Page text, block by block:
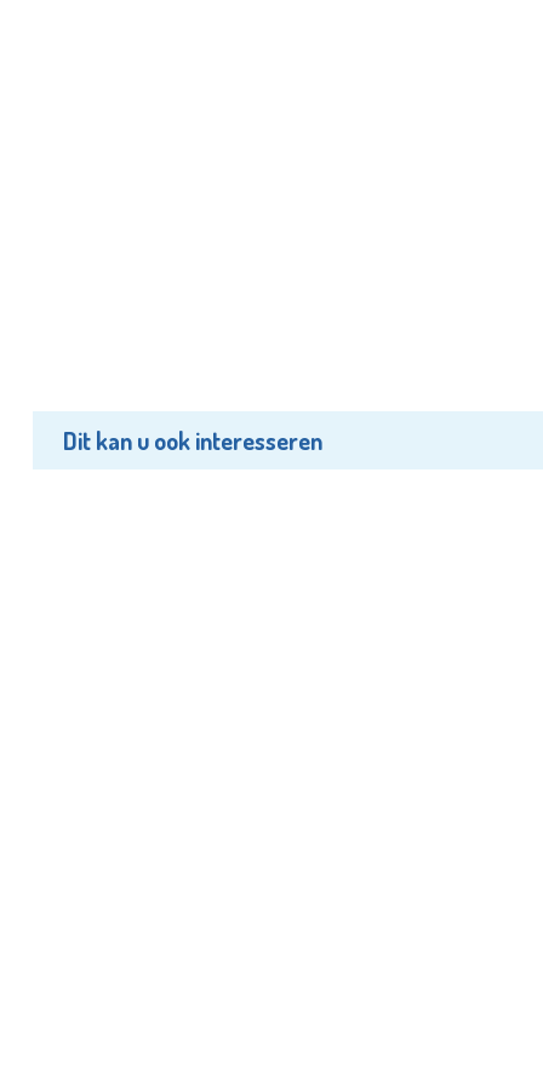
Dit kan u ook interesseren